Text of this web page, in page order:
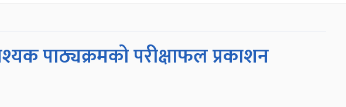
पाठ्यक्रमको परीक्षाफल प्रकाशन